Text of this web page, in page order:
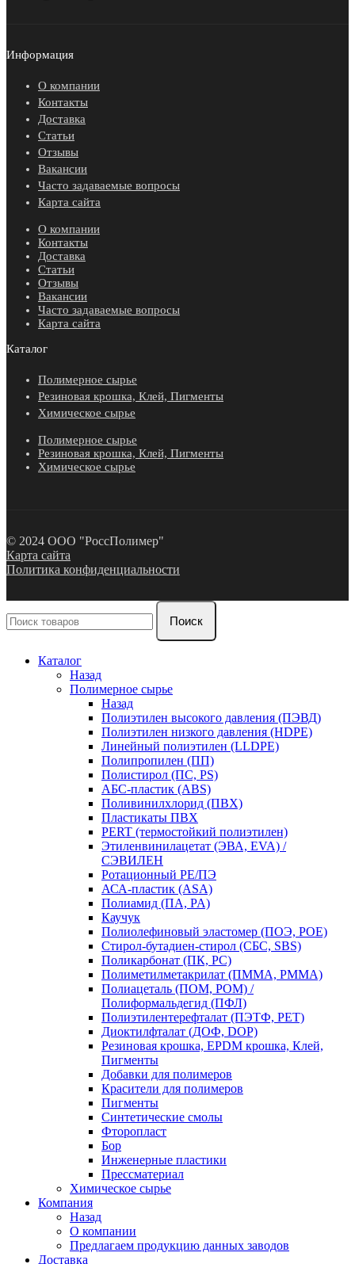
Информация
О компании
Контакты
Доставка
Статьи
Отзывы
Вакансии
Часто задаваемые вопросы
Карта сайта
О компании
Контакты
Доставка
Статьи
Отзывы
Вакансии
Часто задаваемые вопросы
Карта сайта
Каталог
Полимерное сырье
Резиновая крошка, Клей, Пигменты
Химическое сырье
Полимерное сырье
Резиновая крошка, Клей, Пигменты
Химическое сырье
© 2024 ООО "РоссПолимер"
Карта сайта
Политика конфиденциальности
Поиск
Каталог
Назад
Полимерное сырье
Назад
Полиэтилен высокого давления (ПЭВД)
Полиэтилен низкого давления (HDPE)
Линейный полиэтилен (LLDPE)
Полипропилен (ПП)
Полистирол (ПС, PS)
АБС-пластик (ABS)
Поливинилхлорид (ПВХ)
Пластикаты ПВХ
PERT (термостойкий полиэтилен)
Этиленвинилацетат (ЭВА, EVA) /
СЭВИЛЕН
Ротационный PE/ПЭ
АСА-пластик (ASA)
Полиамид (ПА, PA)
Каучук
Полиолефиновый эластомер (ПОЭ, POE)
Стирол-бутадиен-стирол (СБС, SBS)
Поликарбонат (ПК, PC)
Полиметилметакрилат (ПММА, PMMA)
Полиацеталь (ПОМ, POM) /
Полиформальдегид (ПФЛ)
Полиэтилентерефталат (ПЭТФ, PET)
Диоктилфталат (ДОФ, DOP)
Резиновая крошка, EPDM крошка, Клей,
Пигменты
Добавки для полимеров
Красители для полимеров
Пигменты
Синтетические смолы
Фторопласт
Бор
Инженерные пластики
Прессматериал
Химическое сырье
Компания
Назад
О компании
Предлагаем продукцию данных заводов
Доставка